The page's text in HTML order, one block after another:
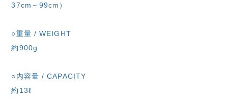
37cm～99cm）
○重量 / WEIGHT
約900g
○内容量 / CAPACITY
約13ℓ